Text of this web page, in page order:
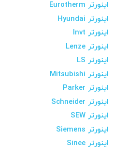
اینورتر Eurotherm
اینورتر Hyundai
اینورتر Invt
اینورتر Lenze
اینورتر LS
اینورتر Mitsubishi
اینورتر Parker
اینورتر Schneider
اینورتر SEW
اینورتر Siemens
اینورتر Sinee